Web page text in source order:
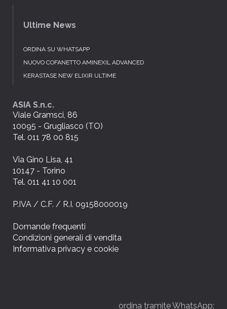
Ultime News
ORDINA SU WHATSAPP
NUOVO COFANETTO AMINEXIL ADVANCED
KERASTASE NEW ELIXIR ULTIME
ASIA S.n.c.
Viale Gramsci, 86
10095 - Grugliasco (TO)
Tel. 011 78 00 815
Via Gino Lisa, 41
10147 - Torino
Tel. 011 41 10 001
P.IVA / C.F. / R.I. 09158000019
Domande frequenti
Condizioni generali di vendita
Informativa privacy e cookie
ordina tramite WhatsApp: